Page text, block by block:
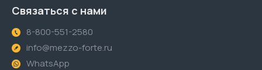
Связаться с нами
8-800-551-2580
info@mezzo-forte.ru
WhatsApp